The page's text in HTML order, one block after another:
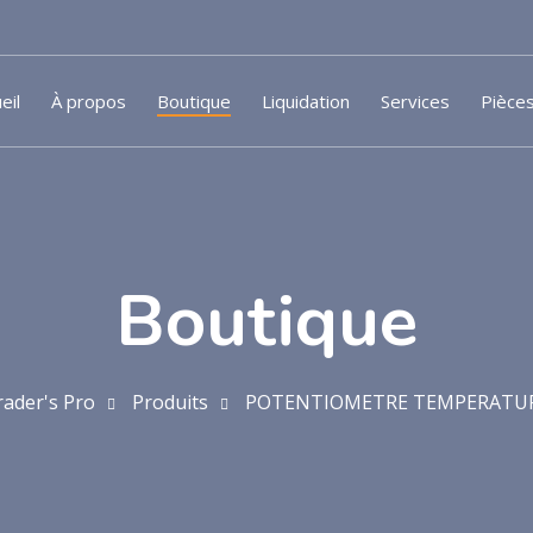
À propos Boutique Liquidation Services
Boutique
Pro Produits POTENTIOMETRE